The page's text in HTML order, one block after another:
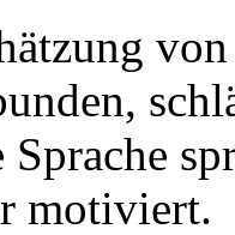
Sprache
motiviert.